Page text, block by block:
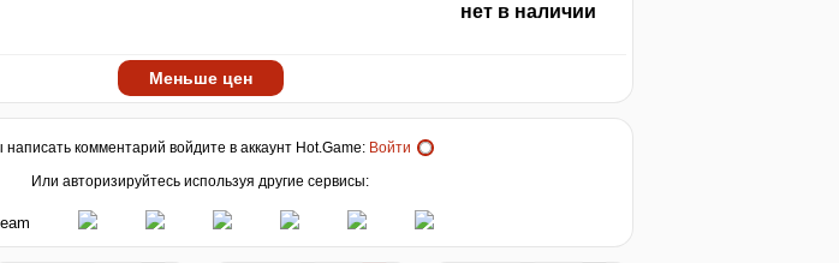
нет в наличии
Меньше цен
написать комментарий войдите в аккаунт Hot.Game: Войти
Или авторизируйтесь используя другие сервисы: